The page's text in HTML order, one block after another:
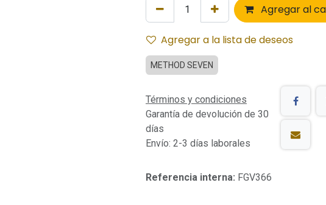
Agregar al
Agregar a la lista de deseos
METHOD SEVEN
Términos y condiciones
Garantía de devolución de 30
días
Envío: 2-3 días laborales
Referencia interna: FGV366